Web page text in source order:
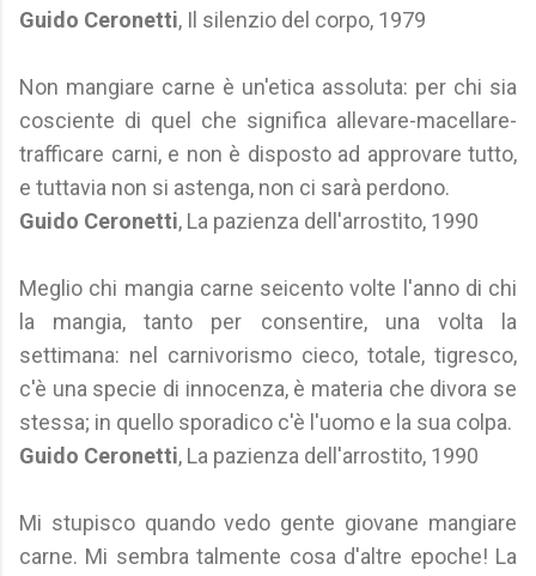
Guido Ceronetti, Il silenzio del corpo, 1979
Non mangiare carne è un'etica assoluta: per chi sia
cosciente di quel che significa allevare-macellare-
trafficare carni, e non è disposto ad approvare tutto,
e tuttavia non si astenga, non ci sarà perdono.
Guido Ceronetti, La pazienza dell'arrostito, 1990
Meglio chi mangia carne seicento volte l'anno di chi
la mangia, tanto per consentire, una volta la
settimana: nel carnivorismo cieco, totale, tigresco,
c'è una specie di innocenza, è materia che divora se
stessa; in quello sporadico c'è l'uomo e la sua colpa.
Guido Ceronetti, La pazienza dell'arrostito, 1990
Mi stupisco quando vedo gente giovane mangiare
carne. Mi sembra talmente cosa d'altre epoche! La